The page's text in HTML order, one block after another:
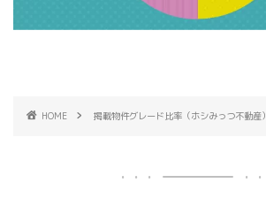
HOME 掲載物件グレード比率（ホシみっつ不動産）